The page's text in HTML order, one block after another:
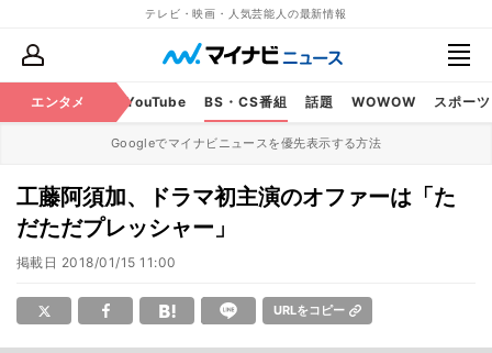
テレビ・映画・人気芸能人の最新情報
エンタメ
ラジオ 映画 YouTube BS・CS番組 話題 WOWOW スポーツ
Googleでマイナビニュースを優先表示する方法
工藤阿須加、ドラマ初主演のオファーは「た
だただプレッシャー」
掲載日 2018/01/15 11:00
URLをコピー